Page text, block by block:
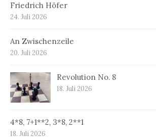
Friedrich Höfer
24. Juli 2026
An Zwischenzeile
20. Juli 2026
Revolution No. 8
18. Juli 2026
4*8, 7+1**2, 3*8, 2**1
18. Juli 2026